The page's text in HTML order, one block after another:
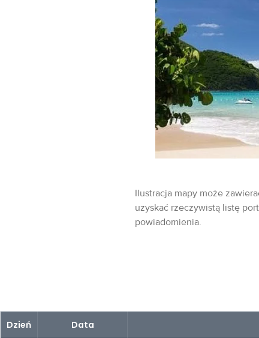
Ilustracja mapy może
uzyskać rzeczywistą listę
powiadomienia.
Dzień Data